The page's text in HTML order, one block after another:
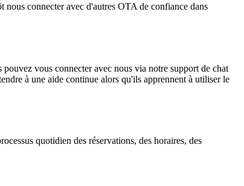
connecter avec d'autres OTA de confiance dans
vous connecter avec nous via notre support de chat
à une aide continue alors qu'ils apprennent à utiliser le
quotidien des réservations, des horaires, des